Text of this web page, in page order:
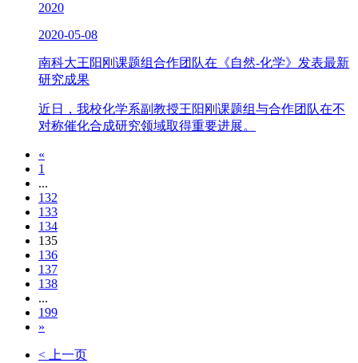
2020
2020-05-08
南科大王阳刚课题组合作团队在《自然-化学》发表最新
研究成果
近日，我校化学系副教授王阳刚课题组与合作团队在不
对称催化合成研究领域取得重要进展。
«
1
...
132
133
134
135
136
137
138
...
199
»
< 上一页